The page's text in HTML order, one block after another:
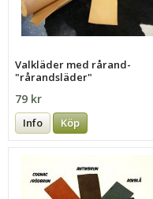
Valkläder med rårand-
"rårandsläder"
79 kr
Info Köp